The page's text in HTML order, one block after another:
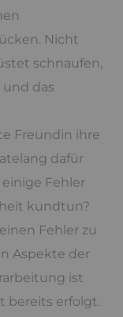
Nicht
schnaufen,
das
Freundin ihre
dafür
Fehler
kundtun?
Fehler zu
Aspekte der
ist
bereits erfolgt.